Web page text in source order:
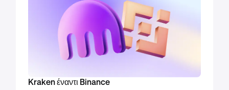
Kraken έναντι Binance